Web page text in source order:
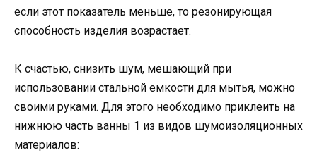
если этот показатель меньше, то резонирующая
способность изделия возрастает.
К счастью, снизить шум, мешающий при
использовании стальной емкости для мытья, можно
своими руками. Для этого необходимо приклеить на
нижнюю часть ванны 1 из видов шумоизоляционных
материалов: